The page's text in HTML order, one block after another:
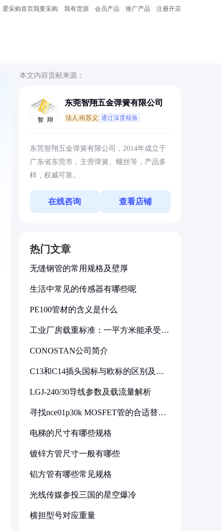
爱采购首页我要采购 我有货源 会员产品 推广产品 注册开店
本文内容贡献来源：
东莞智翔五金弹簧有限公司
法人:向苏义 通过深度核验
东莞智翔五金弹簧有限公司，2014年成立于
广东省东莞市，主营弹簧、螺丝等，产品多
样，权威可靠。
在线咨询 查看店铺
热门文章
无缝钢管的常用规格及壁厚
生活中常见的传感器有哪些呢
PE100管材的含义是什么
工业厂房载重标准：一平方米能承受多
CONOSTAN公司简介
C13和C14插头国标与欧标的区别及其
LGJ-240/30导线参数及载流量解析
寻找nce01p30k MOSFET管的合适替代
电梯的尺寸有哪些规格
镀锌方管尺寸一般有哪些
铝方管有哪些常见规格
光线传媒参投三国的星空爆冷
横担型号对应重量